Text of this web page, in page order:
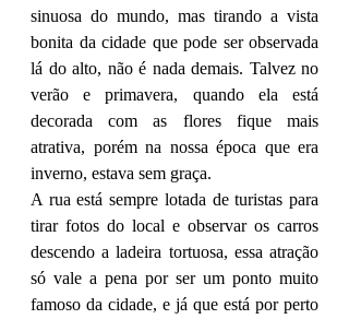
sinuosa do mundo, mas tirando a vista
bonita da cidade que pode ser observada
lá do alto, não é nada demais. Talvez no
verão e primavera, quando ela está
decorada com as flores fique mais
atrativa, porém na nossa época que era
inverno, estava sem graça.
A rua está sempre lotada de turistas para
tirar fotos do local e observar os carros
descendo a ladeira tortuosa, essa atração
só vale a pena por ser um ponto muito
famoso da cidade, e já que está por perto